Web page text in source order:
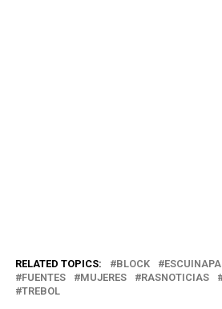
RELATED TOPICS: BLOCK ESCUINAPA
FUENTES
MUJERES RASNOTICIAS
TREBOL